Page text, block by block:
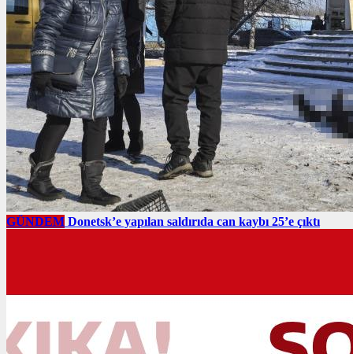
GÜNDEM Donetsk’e yapılan saldırıda can kaybı 25’e çıktı